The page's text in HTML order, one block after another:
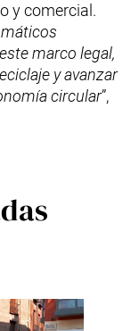
y comercial.
marco legal,
y avanzar
circular”,